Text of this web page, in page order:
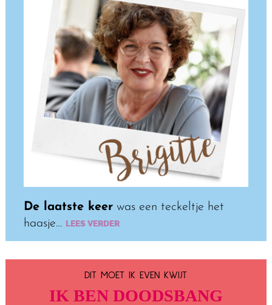
De laatste keerwas een teckeltje het
haasje… LEES VERDER
DIT MOET IK EVEN KWIJT
IK BEN DOODSBANG